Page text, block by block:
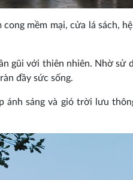
mềm mại, cửa lá sách,
gũi với thiên nhiên. Nhờ sử
đầy sức sống.
ánh sáng và gió trời lưu